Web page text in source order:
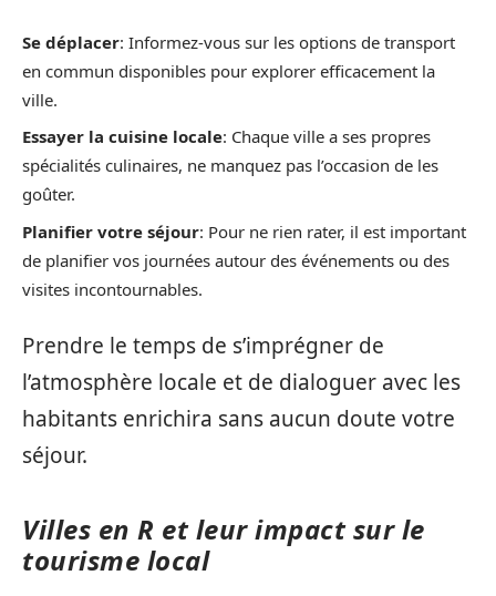
Se déplacer: Informez-vous sur les options de transport
en commun disponibles pour explorer efficacement la
ville.
Essayer la cuisine locale: Chaque ville a ses propres
spécialités culinaires, ne manquez pas l’occasion de les
goûter.
Planifier votre séjour: Pour ne rien rater, il est important
de planifier vos journées autour des événements ou des
visites incontournables.
Prendre le temps de s’imprégner de
l’atmosphère locale et de dialoguer avec les
habitants enrichira sans aucun doute votre
séjour.
Villes en R et leur impact sur le
tourisme local